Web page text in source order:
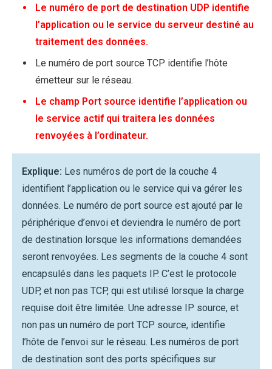
Le numéro de port de destination UDP identifie
l’application ou le service du serveur destiné au
traitement des données.
Le numéro de port source TCP identifie l’hôte
émetteur sur le réseau.
Le champ Port source identifie l’application ou
le service actif qui traitera les données
renvoyées à l’ordinateur.
Explique: Les numéros de port de la couche 4
identifient l’application ou le service qui va gérer les
données. Le numéro de port source est ajouté par le
périphérique d’envoi et deviendra le numéro de port
de destination lorsque les informations demandées
seront renvoyées. Les segments de la couche 4 sont
encapsulés dans les paquets IP. C’est le protocole
UDP, et non pas TCP, qui est utilisé lorsque la charge
requise doit être limitée. Une adresse IP source, et
non pas un numéro de port TCP source, identifie
l’hôte de l’envoi sur le réseau. Les numéros de port
de destination sont des ports spécifiques sur